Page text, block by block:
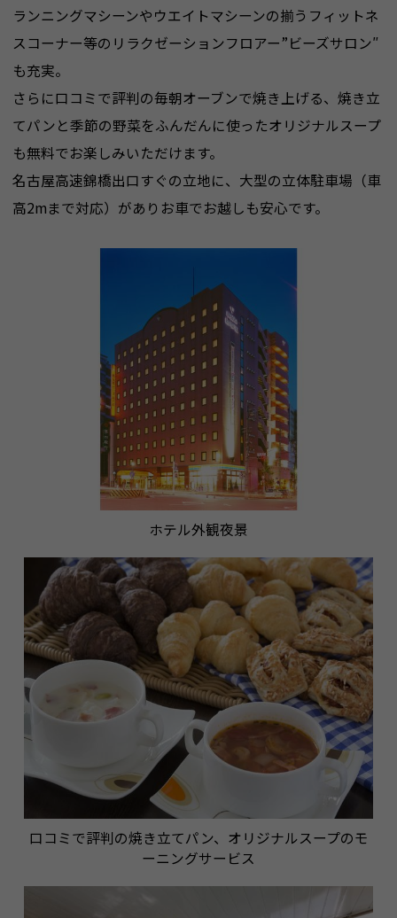
ランニングマシーンやウエイトマシーンの揃うフィットネ
スコーナー等のリラクゼーションフロアー”ビーズサロン″
も充実。
さらに口コミで評判の毎朝オーブンで焼き上げる、焼き立
てパンと季節の野菜をふんだんに使ったオリジナルスープ
も無料でお楽しみいただけます。
名古屋高速錦橋出口すぐの立地に、大型の立体駐車場（車
高2mまで対応）がありお車でお越しも安心です。
ホテル外観夜景
口コミで評判の焼き立てパン、オリジナルスープのモ
ーニングサービス